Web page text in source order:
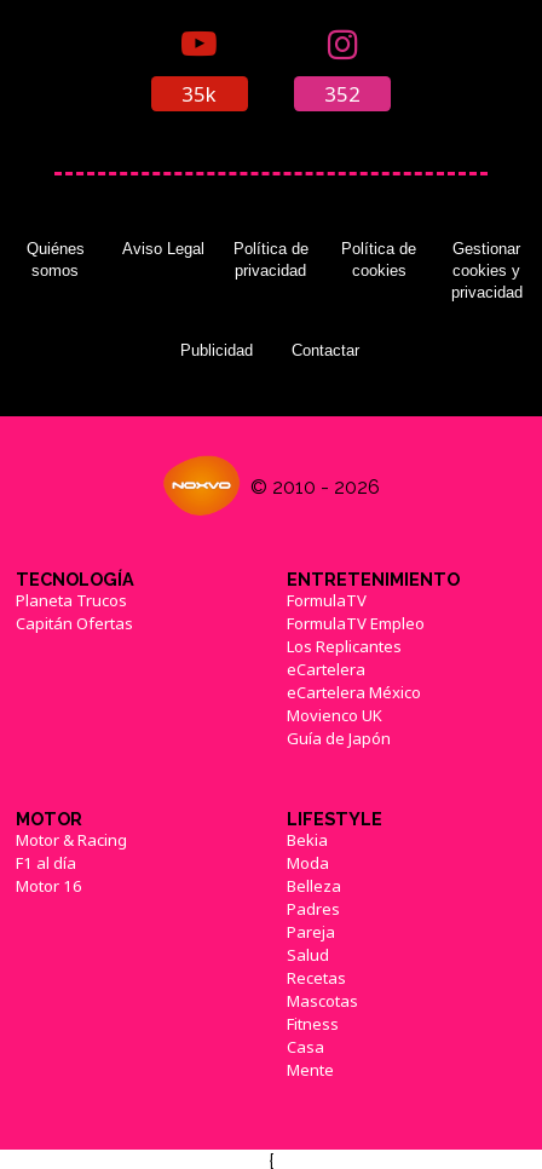
35k 352
Quiénes
somos
Aviso Legal
Política de
privacidad
Política de
cookies
Gestionar
cookies y
privacidad
Publicidad Contactar
© 2010 - 2026
TECNOLOGÍA
Planeta Trucos
Capitán Ofertas
ENTRETENIMIENTO
FormulaTV
FormulaTV Empleo
Los Replicantes
eCartelera
eCartelera México
Movienco UK
Guía de Japón
MOTOR
Motor & Racing
F1 al día
Motor 16
LIFESTYLE
Bekia
Moda
Belleza
Padres
Pareja
Salud
Recetas
Mascotas
Fitness
Casa
Mente
{